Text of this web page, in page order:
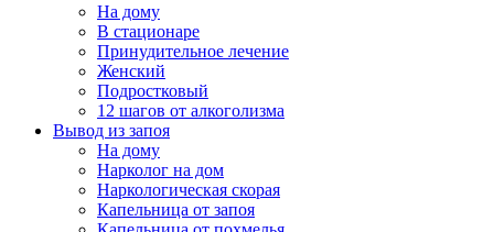
На дому
В стационаре
Принудительное лечение
Женский
Подростковый
12 шагов от алкоголизма
Вывод из запоя
На дому
Нарколог на дом
Наркологическая скорая
Капельница от запоя